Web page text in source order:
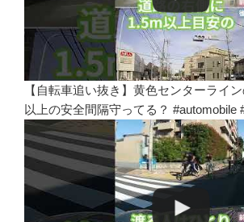
【自転車追い抜き】黄色センターライ
以上の安全間隔守ってる？ #automobile